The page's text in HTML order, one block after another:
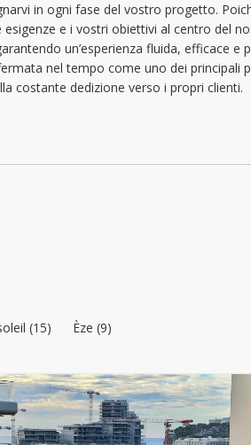
- 12:30 | 13:30 - 18:00
- 12:30 | 13:30 - 18:00
- 12:30 | 13:30 - 18:00
in ogni fase del vostro progetto.
e i vostri obiettivi al centro del
un’esperienza fluida, efficace
nel tempo come uno dei
costante dedizione verso i propri clienti.
(15) Èze (9)